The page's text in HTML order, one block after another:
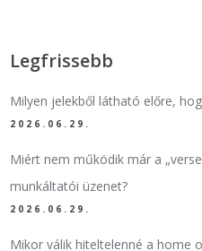
Legfrissebb
Milyen jelekből látható előre,
2026.06.29.
Miért nem működik már a
munkáltatói üzenet?
2026.06.29.
Mikor válik hiteltelenné a home